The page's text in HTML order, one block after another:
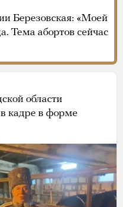
Березовская: «Моей
Тема абортов сейчас
области
кадре в форме